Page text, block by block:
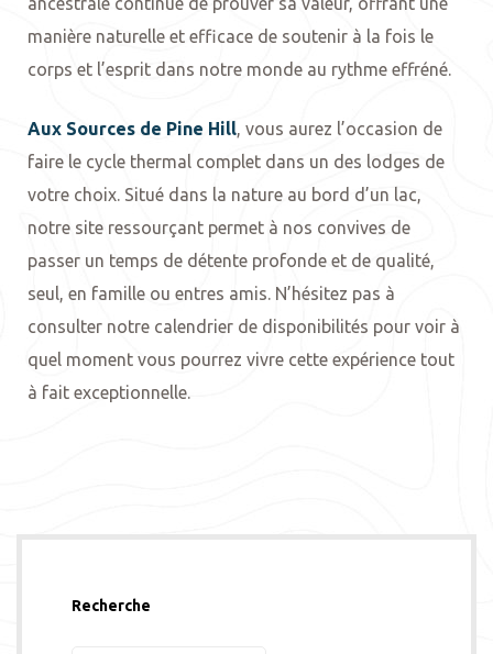
manière naturelle et efficace de soutenir à la fois le
corps et l’esprit dans notre monde au rythme effréné.
Aux Sources de Pine Hill, vous aurez l’occasion de
faire le cycle thermal complet dans un des lodges de
votre choix. Situé dans la nature au bord d’un lac,
notre site ressourçant permet à nos convives de
passer un temps de détente profonde et de qualité,
seul, en famille ou entres amis. N’hésitez pas à
consulter notre calendrier de disponibilités pour voir à
quel moment vous pourrez vivre cette expérience tout
à fait exceptionnelle.
Recherche